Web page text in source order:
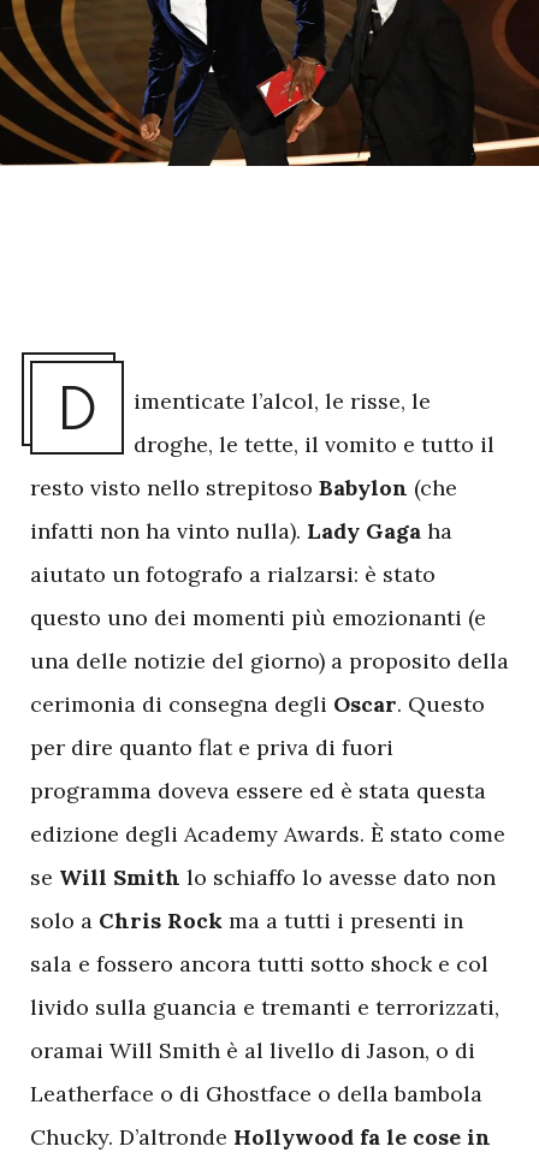
D
imenticate l’alcol, le risse, le
droghe, le tette, il vomito e tutto il
resto visto nello strepitoso Babylon (che
infatti non ha vinto nulla). Lady Gaga ha
aiutato un fotografo a rialzarsi: è stato
questo uno dei momenti più emozionanti (e
una delle notizie del giorno) a proposito della
cerimonia di consegna degli Oscar. Questo
per dire quanto flat e priva di fuori
programma doveva essere ed è stata questa
edizione degli Academy Awards. È stato come
se Will Smith lo schiaffo lo avesse dato non
solo a Chris Rock ma a tutti i presenti in
sala e fossero ancora tutti sotto shock e col
livido sulla guancia e tremanti e terrorizzati,
oramai Will Smith è al livello di Jason, o di
Leatherface o di Ghostface o della bambola
Chucky. D’altronde Hollywood fa le cose in